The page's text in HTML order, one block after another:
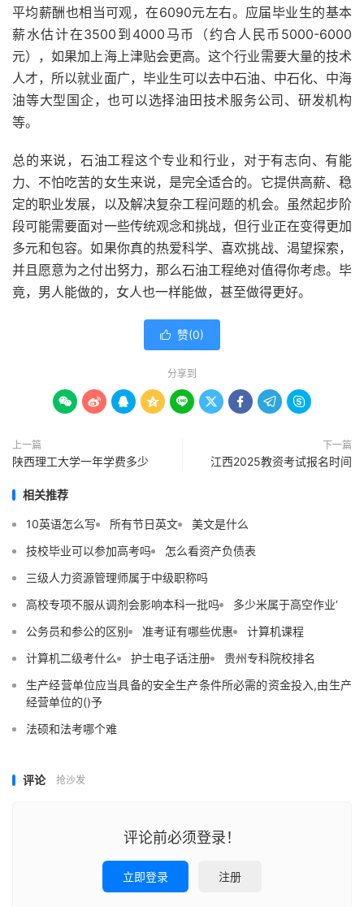
平均薪酬也相当可观，在6090元左右。应届毕业生的基本
薪水估计在3500到4000马币（约合人民币5000-6000
元），如果加上海上津贴会更高。这个行业需要大量的技术
人才，所以就业面广，毕业生可以去中石油、中石化、中海
油等大型国企，也可以选择油田技术服务公司、研发机构
等。
总的来说，石油工程这个专业和行业，对于有志向、有能
力、不怕吃苦的女生来说，是完全适合的。它提供高薪、稳
定的职业发展，以及解决复杂工程问题的机会。虽然起步阶
段可能需要面对一些传统观念和挑战，但行业正在变得更加
多元和包容。如果你真的热爱科学、喜欢挑战、渴望探索，
并且愿意为之付出努力，那么石油工程绝对值得你考虑。毕
竟，男人能做的，女人也一样能做，甚至做得更好。
 赞(0)
分享到
        
上一篇
陕西理工大学一年学费多少
下一篇
江西2025教资考试报名时间
相关推荐
10英语怎么写 所有节日英文
美文是什么
技校毕业可以参加高考吗
怎么看资产负债表
三级人力资源管理师属于中级职称吗
高校专项不服从调剂会影响本科一批吗
多少米属于高空作业‘
公务员和参公的区别
准考证有哪些优惠
计算机课程
计算机二级考什么
护士电子话注册
贵州专科院校排名
生产经营单位应当具备的安全生产条件所必需的资金投入,由生产
经营单位的()予
法硕和法考哪个难
评论 抢沙发
评论前必须登录！
立即登录 注册